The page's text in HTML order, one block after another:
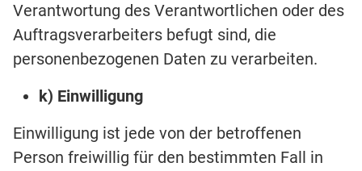
Verantwortung des Verantwortlichen oder des
Auftragsverarbeiters befugt sind, die
personenbezogenen Daten zu verarbeiten.
k) Einwilligung
Einwilligung ist jede von der betroffenen
Person freiwillig für den bestimmten Fall in